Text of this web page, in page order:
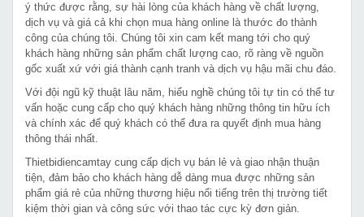
ý thức được rằng, sự hài lòng của khách hàng về chất lượng,
dịch vụ và giá cả khi chọn mua hàng online là thước đo thành
công của chúng tôi. Chúng tôi xin cam kết mang tới cho quý
khách hàng những sản phẩm chất lượng cao, rõ ràng về nguồn
gốc xuất xứ với giá thành cạnh tranh và dịch vụ hậu mãi chu đáo.
Với đội ngũ kỹ thuật lâu năm, hiểu nghề chúng tôi tự tin có thể tư
vấn hoặc cung cấp cho quý khách hàng những thông tin hữu ích
và chính xác để quý khách có thể đưa ra quyết định mua hàng
thông thái nhất.
Thietbidiencamtay cung cấp dịch vụ bán lẻ và giao nhận thuận
tiện, đảm bảo cho khách hàng dễ dàng mua được những sản
phẩm giá rẻ của những thương hiệu nổi tiếng trên thị trường tiết
kiệm thời gian và công sức với thao tác cực kỳ đơn giản.